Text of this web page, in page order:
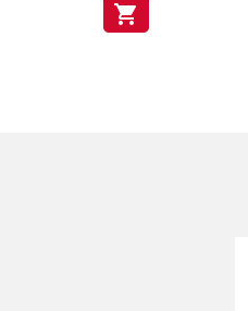
shopping_cart